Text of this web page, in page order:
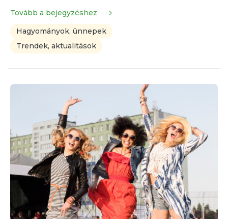
Tovább a bejegyzéshez
Hagyományok, ünnepek
Trendek, aktualitások